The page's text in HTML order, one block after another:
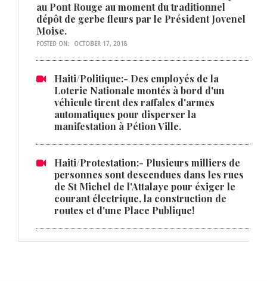
au Pont Rouge au moment du traditionnel
dépôt de gerbe fleurs par le Président Jovenel
Moise.
POSTED ON: OCTOBER 17, 2018
Haiti/Politique:- Des employés de la
Loterie Nationale montés à bord d'un
véhicule tirent des raffales d'armes
automatiques pour disperser la
manifestation à Pétion Ville.
Haiti/Protestation:- Plusieurs milliers de
personnes sont descendues dans les rues
de St Michel de l'Attalaye pour éxiger le
courant électrique, la construction de
routes et d'une Place Publique!